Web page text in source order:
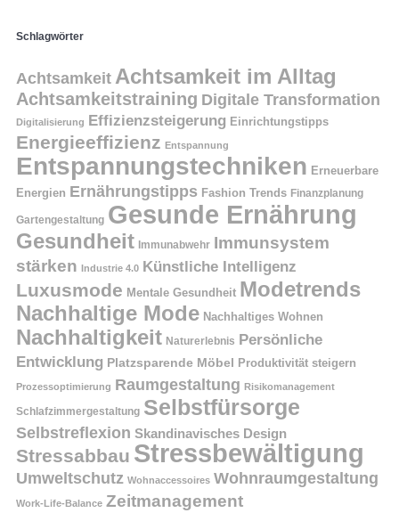
Schlagwörter
Achtsamkeit Achtsamkeit im Alltag
Achtsamkeitstraining Digitale Transformation
Digitalisierung Effizienzsteigerung Einrichtungstipps
Energieeffizienz Entspannung
Entspannungstechniken Erneuerbare
Energien Ernährungstipps Fashion Trends Finanzplanung
Gartengestaltung Gesunde Ernährung
Gesundheit Immunabwehr Immunsystem
stärken Industrie 4.0 Künstliche Intelligenz
Luxusmode Mentale Gesundheit Modetrends
Nachhaltige Mode Nachhaltiges Wohnen
Nachhaltigkeit Naturerlebnis Persönliche
Entwicklung Platzsparende Möbel Produktivität steigern
Prozessoptimierung Raumgestaltung Risikomanagement
Schlafzimmergestaltung Selbstfürsorge
Selbstreflexion Skandinavisches Design
Stressabbau Stressbewältigung
Umweltschutz Wohnaccessoires Wohnraumgestaltung
Work-Life-Balance Zeitmanagement